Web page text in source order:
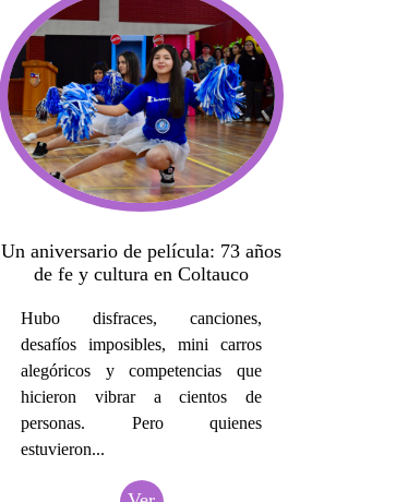
Un aniversario de película: 73 años
de fe y cultura en Coltauco
Hubo disfraces, canciones,
desafíos imposibles, mini carros
alegóricos y competencias que
hicieron vibrar a cientos de
personas. Pero quienes
estuvieron...